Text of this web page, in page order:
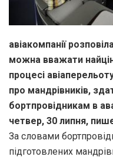
авіакомпанії
можна вважати
процесі
про мандрівників,
бортпровідникам в
четвер, 30 липня,
За словами
підготовлених